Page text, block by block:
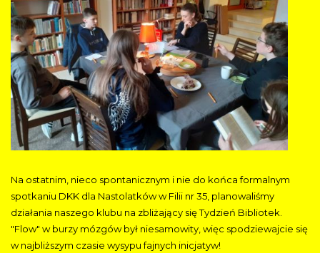
Na ostatnim, nieco spontanicznym i nie do końca formalnym
spotkaniu DKK dla Nastolatków w Filii nr 35, planowaliśmy
działania naszego klubu na zbliżający się Tydzień Bibliotek.
"Flow" w burzy mózgów był niesamowity, więc spodziewajcie się
w najbliższym czasie wysypu fajnych inicjatyw!